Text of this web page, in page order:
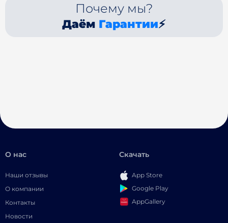
Почему мы?
Даём Гарантии⚡
О нас
Наши отзывы
О компании
Контакты
Новости
Скачать
App Store
Google Play
AppGallery